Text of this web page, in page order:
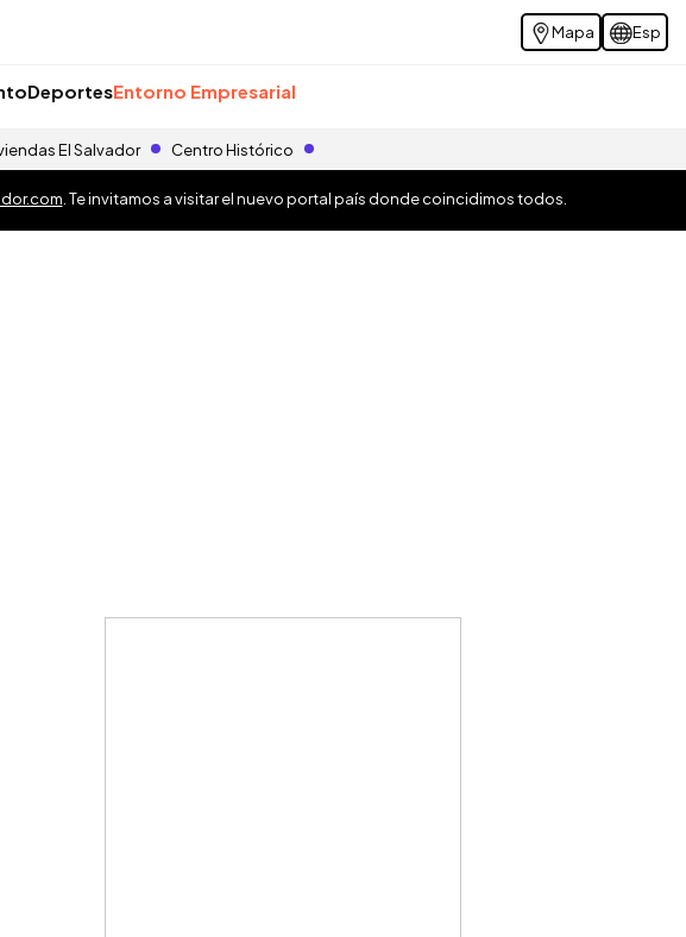
Mapa Esp
DeportesEntorno Empresarial
El Salvador Centro Histórico
. Te invitamos a visitar el nuevo portal país donde coincidimos todos.